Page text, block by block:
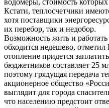
водомеры, стоимость
Кстати, теплосчетчики
хотя поставщики
их перебор, так и недобор.
Возможность жить и
обходится недешево,
отопление придется
бюджетников составляет 25
поэтому грядущая передача
акционерное общество
выглядит для города
что населению предстоит